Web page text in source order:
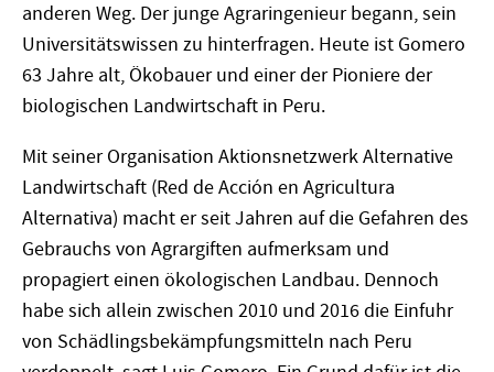
anderen Weg. Der junge Agraringenieur begann, sein
Universitätswissen zu hinterfragen. Heute ist Gomero
63 Jahre alt, Ökobauer und einer der Pioniere der
biologischen Landwirtschaft in Peru.
Mit seiner Organisation Aktionsnetzwerk Alternative
Landwirtschaft (Red de Acción en Agricultura
Alternativa) macht er seit Jahren auf die Gefahren des
Gebrauchs von Agrargiften aufmerksam und
propagiert einen ökologischen Landbau. Dennoch
habe sich allein zwischen 2010 und 2016 die Einfuhr
von Schädlingsbekämpfungsmitteln nach Peru